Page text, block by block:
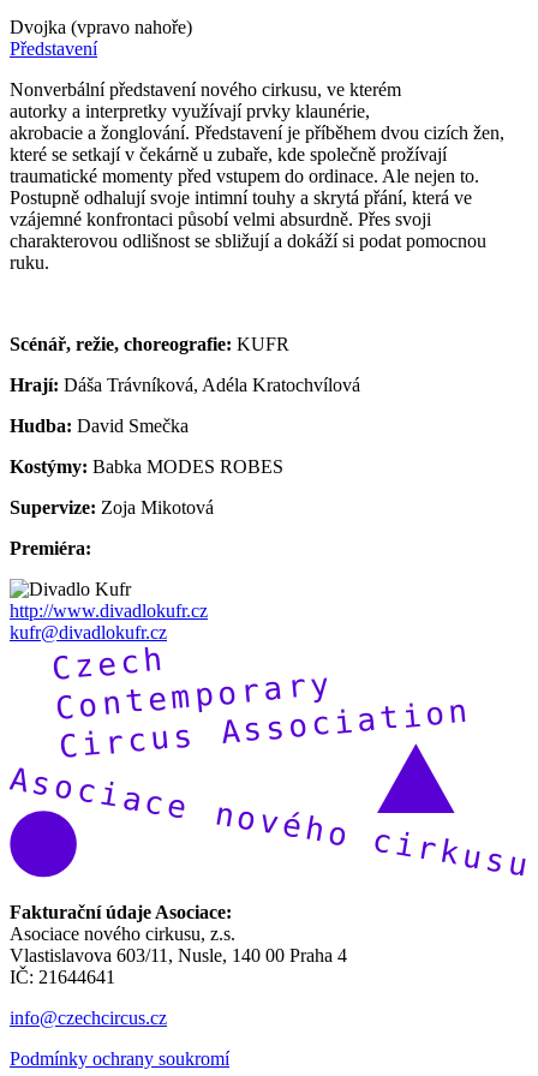
Dvojka (vpravo nahoře)
Představení
Nonverbální představení nového cirkusu, ve kterém
autorky a interpretky využívají prvky klaunérie,
akrobacie a žonglování. Představení je příběhem dvou cizích žen,
které se setkají v čekárně u zubaře, kde společně prožívají
traumatické momenty před vstupem do ordinace. Ale nejen to.
Postupně odhalují svoje intimní touhy a skrytá přání, která ve
vzájemné konfrontaci působí velmi absurdně. Přes svoji
charakterovou odlišnost se sbližují a dokáží si podat pomocnou
ruku.
Scénář, režie, choreografie: KUFR
Hrají: Dáša Trávníková, Adéla Kratochvílová
Hudba: David Smečka
Kostýmy: Babka MODES ROBES
Supervize: Zoja Mikotová
Premiéra:
http://www.divadlokufr.cz
kufr@divadlokufr.cz
Fakturační údaje Asociace:
Asociace nového cirkusu, z.s.
Vlastislavova 603/11, Nusle, 140 00 Praha 4
IČ: 21644641
info@czechcircus.cz
Podmínky ochrany soukromí